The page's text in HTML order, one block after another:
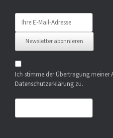
Mail-
Adresse
Newsletter abonnieren
Ich stimme der Übertragung meiner
Datenschutzerklärung zu.